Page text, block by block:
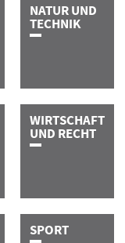
NATUR UND
TECHNIK
WIRTSCHAFT
UND RECHT
S­P­O­R­T